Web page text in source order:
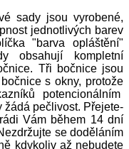
sady jsou vyrobené,
jednotlivých barev
"barva opláštění"
obsahují kompletní
Tři bočnice jsou
s okny, protože
potencionálním
pečlivost. Přejete-
Vám během 14 dní
se doděláním
kdykoliv až nebudete